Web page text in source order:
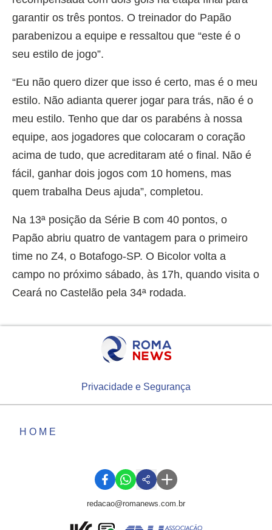
garantir os três pontos. O treinador do Papão
parabenizou a equipe e ressaltou que “este é o
seu estilo de jogo”.
“Eu não quero dizer que isso é certo, mas é o meu
estilo. Não adianta querer jogar para trás, não é o
meu estilo. Tenho que dar os parabéns à nossa
equipe, aos jogadores que colocaram o coração
acima de tudo, que acreditaram até o final. Não é
fácil, ganhar dois jogos com 10 homens, mas
quem trabalha Deus ajuda”, completou.
Na 13ª posição da Série B com 40 pontos, o
Papão abriu quatro de vantagem para o primeiro
time no Z4, o Botafogo-SP. O Bicolor volta a
campo no próximo sábado, às 17h, quando visita o
Ceará no Castelão pela 34ª rodada.
Privacidade e Segurança
HOME
redacao@romanews.com.br